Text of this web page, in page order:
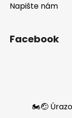
Napište nám
Facebook
🏍️🤕